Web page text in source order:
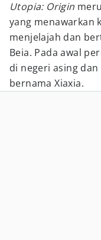
Utopia: Origin
yang menawarkan
menjelajah dan
Beia. Pada awal
di negeri asing
bernama Xiaxia.